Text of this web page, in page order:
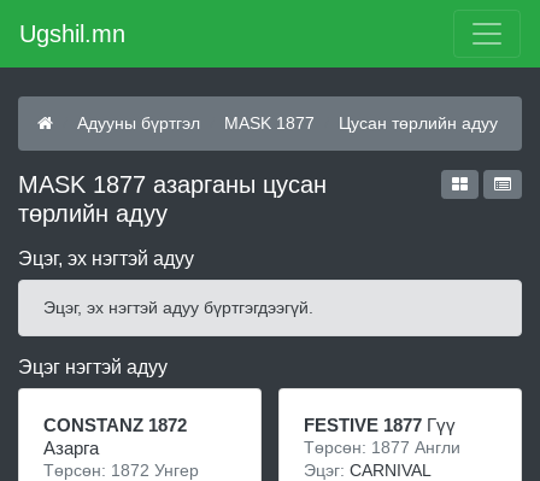
Ugshil.mn
Адууны бүртгэл MASK 1877 Цусан төрлийн адуу
MASK 1877 азарганы цусан
төрлийн адуу
Эцэг, эх нэгтэй адуу
Эцэг, эх нэгтэй адуу бүртгэгдээгүй.
Эцэг нэгтэй адуу
CONSTANZ 1872
Азарга
Төрсөн: 1872 Унгер
FESTIVE 1877 Гүү
Төрсөн: 1877 Англи
Эцэг: CARNIVAL